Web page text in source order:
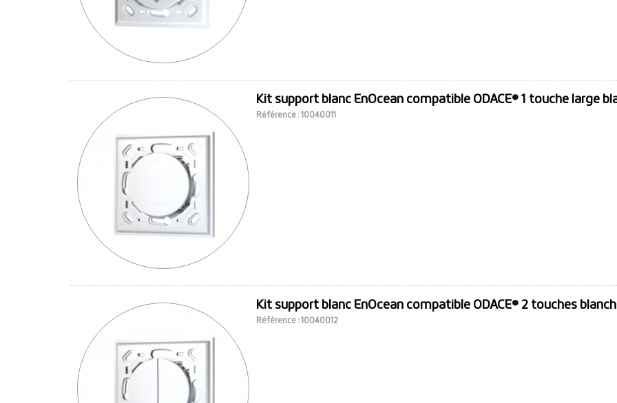
Kit support blanc EnOcean compatible ODACE® 1 touche large
Référence : 10040011
Kit support blanc EnOcean compatible ODACE® 2 touches
Référence : 10040012